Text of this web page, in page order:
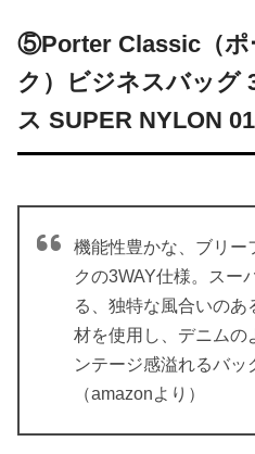
⑤Porter Classic（ポ
ク）
ビジネスバッグ
ス SUPER NYLON
機能性豊かな、ブリー
クの3WAY仕様。
スー
る、独特な風合いの
材を使用し、デニムの
ンテージ感溢れるバッ
（amazonより）